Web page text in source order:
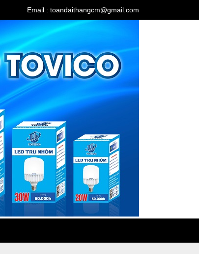
Email : toandaithangcm@gmail.com